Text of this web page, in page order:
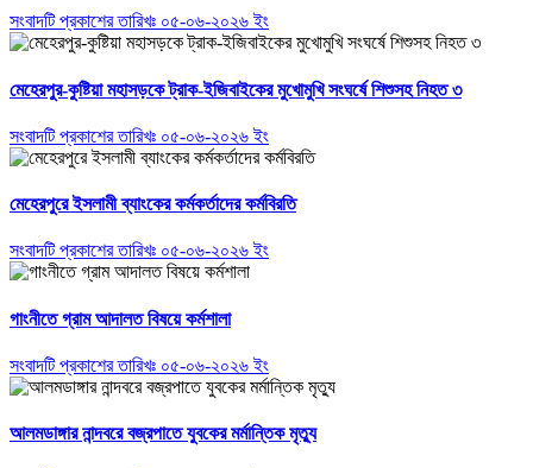
সংবাদটি প্রকাশের তারিখঃ ০৫-০৬-২০২৬ ইং
মেহেরপুর-কুষ্টিয়া মহাসড়কে ট্রাক-ইজিবাইকের মুখোমুখি সংঘর্ষে শিশুসহ নিহত ৩
সংবাদটি প্রকাশের তারিখঃ ০৫-০৬-২০২৬ ইং
মেহেরপুরে ইসলামী ব্যাংকের কর্মকর্তাদের কর্মবিরতি
সংবাদটি প্রকাশের তারিখঃ ০৫-০৬-২০২৬ ইং
গাংনীতে গ্রাম আদালত বিষয়ে কর্মশালা
সংবাদটি প্রকাশের তারিখঃ ০৫-০৬-২০২৬ ইং
আলমডাঙ্গার নান্দবরে বজ্রপাতে যুবকের মর্মান্তিক মৃত্যু